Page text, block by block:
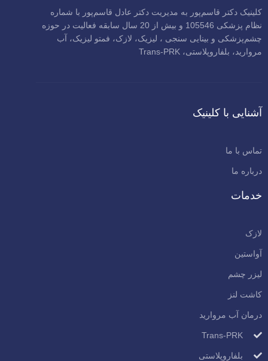
کلینیک دکتر قاسم‌پور به مدیریت دکتر عادل قاسم‌پور با شماره
نظام پزشکی 105546 و بیش از 20 سال سابقه فعالیت در حوزه
چشم‌پزشکی و بینایی سنجی ، لیزیک، لازک، فمتو لیزیک، آب
مروارید، بلفاروپلاستی، Trans-PRK
آشنایی با کلینیک
تماس با ما
درباره ما
خدمات
لازک
آواستین
لیزر چشم
کاشت لنز
درمان آب مروارید
Trans-PRK
بلفاروپلاستی